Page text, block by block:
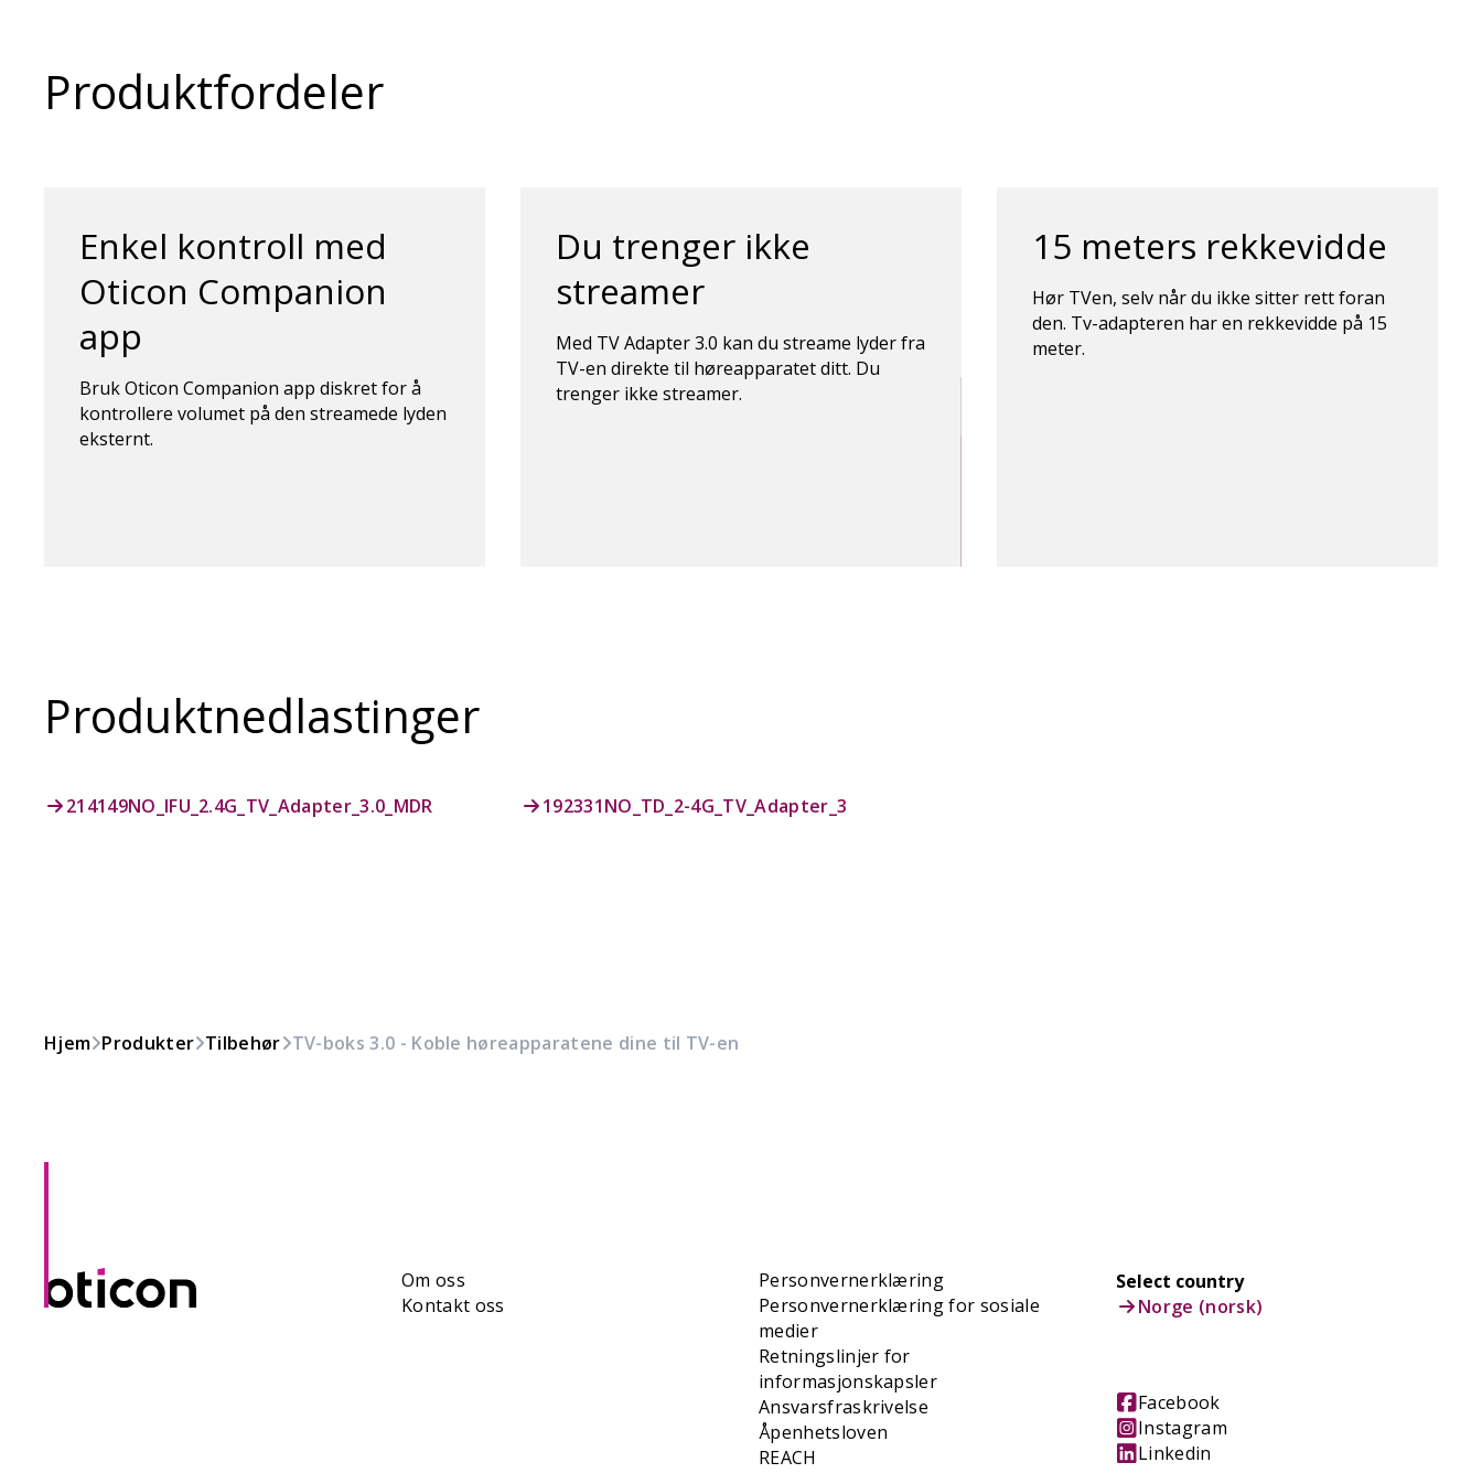
Produktfordeler
Enkel kontroll med
Oticon Companion
app
Bruk Oticon Companion app diskret for å
kontrollere volumet på den streamede lyden
eksternt.
Du trenger ikke
streamer
Med TV Adapter 3.0 kan du streame lyder fra
TV-en direkte til høreapparatet ditt. Du
trenger ikke streamer.
15 meters rekkevidde
Hør TVen, selv når du ikke sitter rett foran
den. Tv-adapteren har en rekkevidde på 15
meter.
Produktnedlastinger
214149NO_IFU_2.4G_TV_Adapter_3.0_MDR 192331NO_TD_2-4G_TV_Adapter_3
Hjem Produkter Tilbehør TV-boks 3.0 - Koble høreapparatene dine til TV-en
Om oss
Kontakt oss
Personvernerklæring
Personvernerklæring for sosiale
medier
Retningslinjer for
informasjonskapsler
Ansvarsfraskrivelse
Åpenhetsloven
REACH
Select country
Norge (norsk)
Facebook
Instagram
Linkedin